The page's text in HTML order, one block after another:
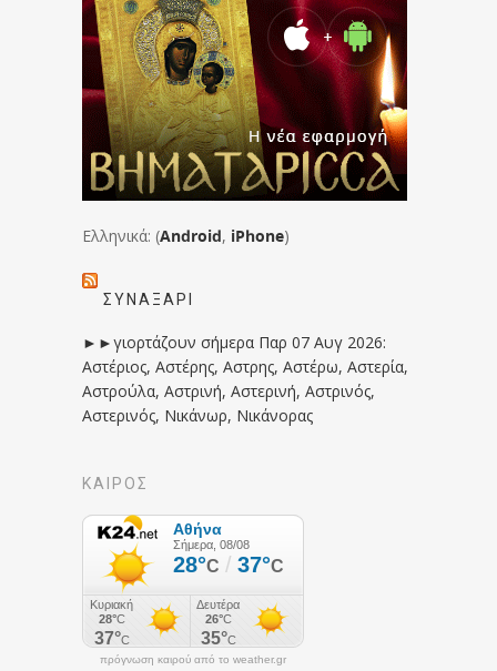
Ελληνικά: (Android, iPhone)
ΣΥΝΑΞΆΡΙ
►►γιορτάζουν σήμερα Παρ 07 Αυγ 2026:
Αστέριος, Αστέρης, Αστρης, Αστέρω, Αστερία,
Αστρούλα, Αστρινή, Αστερινή, Αστρινός,
Αστερινός, Νικάνωρ, Νικάνορας
ΚΑΙΡΟΣ
πρόγνωση καιρού από το weather.gr